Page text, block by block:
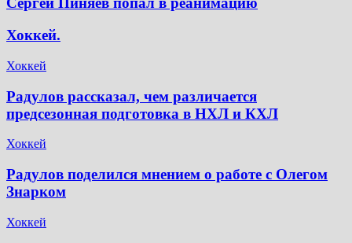
Хоккей.
Хоккей
Радулов рассказал, чем различается
предсезонная подготовка в НХЛ и КХЛ
Хоккей
Радулов поделился мнением о работе с Олегом
Знарком
Хоккей